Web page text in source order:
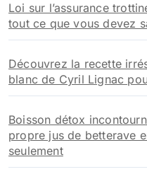
:Loi sur l’assurance
tout ce que vous devez
Découvrez la recette
blanc de Cyril Lignac
Boisson détox
propre jus de betterave
seulement